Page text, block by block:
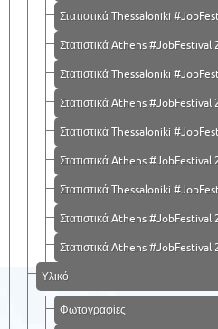
Στατιστικά Thessaloniki
Στατιστικά Athens #JobFestival
Στατιστικά Thessaloniki
Στατιστικά Athens #JobFestival
Στατιστικά Thessaloniki
Στατιστικά Athens #JobFestival
Στατιστικά Thessaloniki
Στατιστικά Athens #JobFestival
Στατιστικά Athens #JobFestival
Υλικό
Φωτογραφίες